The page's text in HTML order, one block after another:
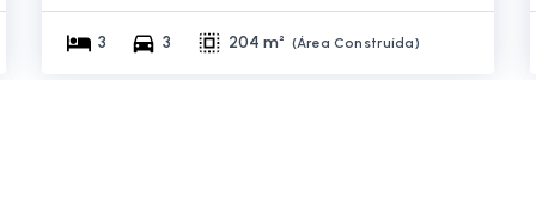
3 3 204 m² (Área Construída)